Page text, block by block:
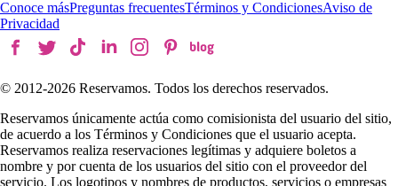
Conoce másPreguntas frecuentesTérminos y CondicionesAviso de
Privacidad
© 2012-2026 Reservamos. Todos los derechos reservados.
Reservamos únicamente actúa como comisionista del usuario del sitio,
de acuerdo a los Términos y Condiciones que el usuario acepta.
Reservamos realiza reservaciones legítimas y adquiere boletos a
nombre y por cuenta de los usuarios del sitio con el proveedor del
servicio. Los logotipos y nombres de productos, servicios o empresas